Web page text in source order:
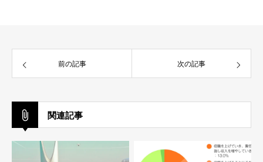
前の記事 次の記事
関連記事